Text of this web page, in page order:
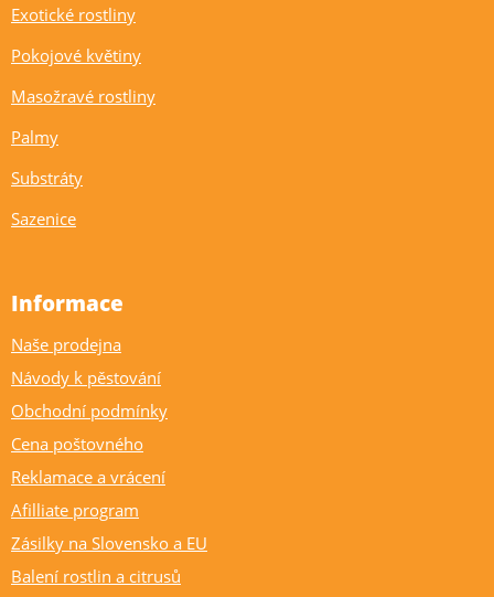
Exotické rostliny
Pokojové květiny
Masožravé rostliny
Palmy
Substráty
Sazenice
Informace
Naše prodejna
Návody k pěstování
Obchodní podmínky
Cena poštovného
Reklamace a vrácení
Afilliate program
Zásilky na Slovensko a EU
Balení rostlin a citrusů